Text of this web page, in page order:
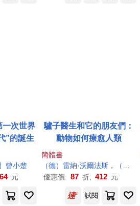
一次世界
”的誕生
曾小楚
元
驢子醫生和它的朋友們：
動物如何療愈人類
簡體書
（德）雷納·沃爾法斯，（德）貝蒂娜·穆茨勒
優惠價: 87 折, 412 元
試閱